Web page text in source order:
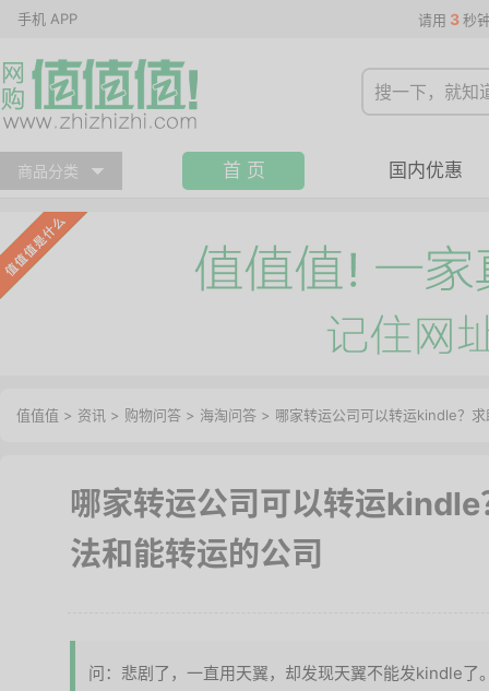
手机 APP 请用 3 秒
商品分类 首 页 国内优惠
值值值 > 资讯 > 购物问答 > 海淘问答 > 哪家转运公司可以转运kindle？
哪家转运公司可以转运
法和能转运的公司
问：悲剧了，一直用天翼，却发现天翼不能发kindle了